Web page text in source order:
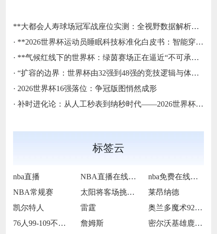
**大都会人寿球场冠军战座位实测：全视野数据解析与等级精准评估**
· **2026世界杯运动员睡眠科技标准化白皮书：智能穿戴监测标准与认证体系框架**
· **气候红线下的世界杯：绿茵赛场正在逼近“不可承受之热”**
· “扩容的边界：世界杯由32强到48强的竞技逻辑与体系重塑”
· 2026世界杯16强落位：争冠版图悄然成形
· 补时进化论：从人工秒表到纳秒时代——2026世界杯计时规则展望
标签云
nba直播 NBA直播在线观看
nba免费在线高清直播
NBA常规赛
太阳将客场挑战步行者
莱昂纳德
凯尔特人
雷霆
奥兰多魔术92-105犹他爵士
76人99-109不敌太阳
詹姆斯
密尔沃基雄鹿前锋克里斯·米德尔顿